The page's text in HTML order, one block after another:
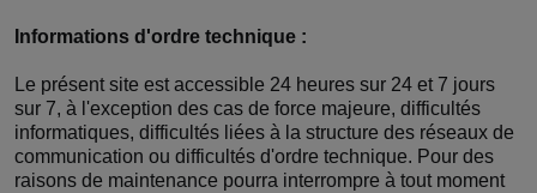
Informations d'ordre technique :
Le présent site est accessible 24 heures sur 24 et 7 jours
sur 7, à l'exception des cas de force majeure, difficultés
informatiques, difficultés liées à la structure des réseaux de
communication ou difficultés d'ordre technique. Pour des
raisons de maintenance pourra interrompre à tout moment